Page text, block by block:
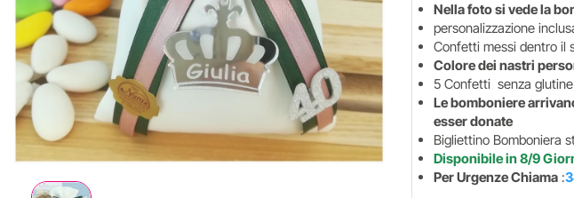
Nella foto si vede la
personalizzazione
Confetti messi dentro il
Colore dei nastri
5 Confetti senza
Le bomboniere
esser donate
Bigliettino Bomboniera
Disponibile in 8/9
Per Urgenze Chiama: